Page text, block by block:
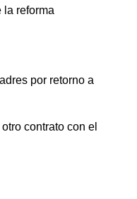
la reforma
por retorno a
contrato con el